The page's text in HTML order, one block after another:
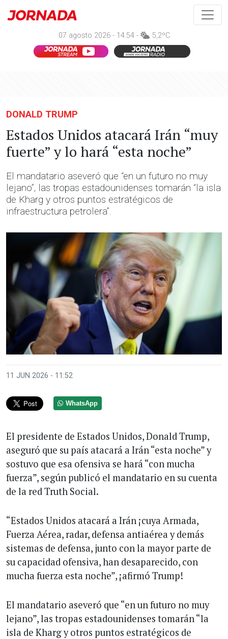
07 agosto 2026 - 14:54 - 5,2ºC
DONALD TRUMP
Estados Unidos atacará Irán “muy
fuerte” y lo hará “esta noche”
El mandatario aseveró que “en un futuro no muy
lejano”, las tropas estadounidenses tomarán “la isla
de Kharg y otros puntos estratégicos de
infraestructura petrolera”.
11 JUN 2026 - 11:52
WhatsApp
El presidente de Estados Unidos, Donald Trump,
aseguró que su país atacará a Irán “esta noche” y
sostuvo que esa ofensiva se hará “con mucha
fuerza”, según publicó el mandatario en su cuenta
de la red Truth Social.
“Estados Unidos atacará a Irán ¡cuya Armada,
Fuerza Aérea, radar, defensa antiaérea y demás
sistemas de defensa, junto con la mayor parte de
su capacidad ofensiva, han desaparecido, con
mucha fuerza esta noche”, ¡afirmó Trump!
El mandatario aseveró que “en un futuro no muy
lejano”, las tropas estadounidenses tomarán “la
isla de Kharg y otros puntos estratégicos de